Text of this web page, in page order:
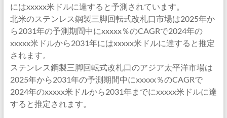
にはxxxxx米ドルに達すると予測されています。
北米のステンレス鋼製三脚回転式改札口市場は2025年か
ら2031年の予測期間中にxxxxx％のCAGRで2024年の
xxxxx米ドルから2031年にはxxxxx米ドルに達すると推定
されます。
ステンレス鋼製三脚回転式改札口のアジア太平洋市場は
2025年から2031年の予測期間中にxxxxx％のCAGRで
2024年のxxxxx米ドルから2031年までにxxxxx米ドルに達
すると推定されます。